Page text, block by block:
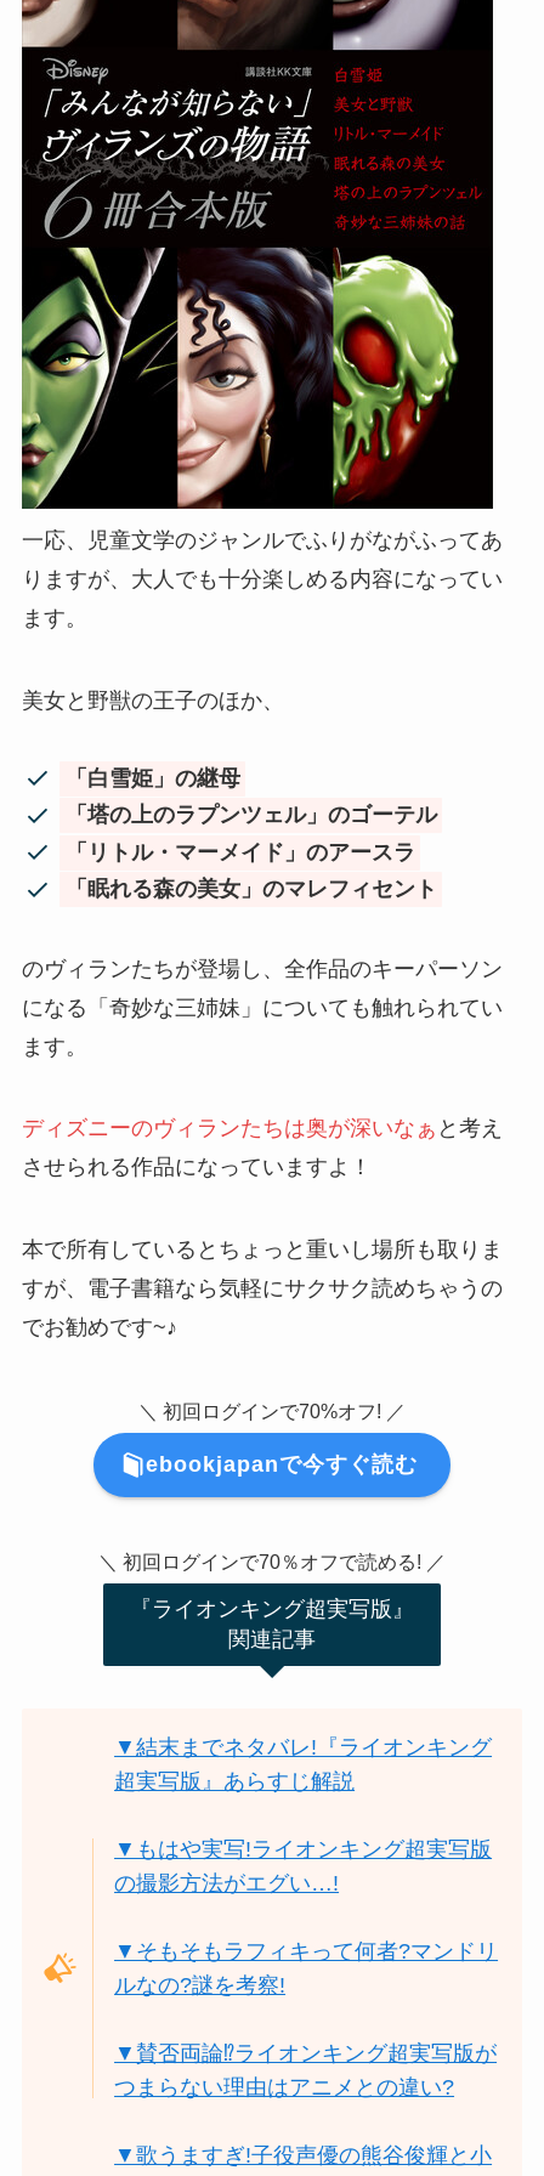
一応、児童文学のジャンルでふりがながふってあ
りますが、大人でも十分楽しめる内容になってい
ます。
美女と野獣の王子のほか、
「白雪姫」の継母
「塔の上のラプンツェル」のゴーテル
「リトル・マーメイド」のアースラ
「眠れる森の美女」のマレフィセント
のヴィランたちが登場し、全作品のキーパーソン
になる「奇妙な三姉妹」についても触れられてい
ます。
ディズニーのヴィランたちは奥が深いなぁ と考え
させられる作品になっていますよ！
本で所有しているとちょっと重いし場所も取りま
すが、電子書籍なら気軽にサクサク読めちゃうの
でお勧めです~♪
＼ 初回ログインで70%オフ! ／
ebookjapanで今すぐ読む
＼ 初回ログインで70％オフで読める! ／
『ライオンキング超実写版』
関連記事
▼結末までネタバレ!『ライオンキング
超実写版』あらすじ解説
▼もはや実写!ライオンキング超実写版
の撮影方法がエグい…!
▼そもそもラフィキって何者?マンドリ
ルなの?謎を考察!
▼賛否両論⁉ライオンキング超実写版が
つまらない理由はアニメとの違い?
▼歌うますぎ!子役声優の熊谷俊輝と小